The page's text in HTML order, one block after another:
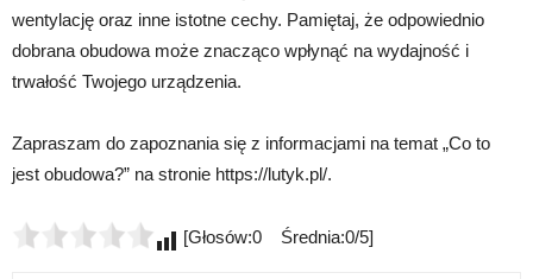
wentylację oraz inne istotne cechy. Pamiętaj, że odpowiednio
dobrana obudowa może znacząco wpłynąć na wydajność i
trwałość Twojego urządzenia.
Zapraszam do zapoznania się z informacjami na temat „Co to
jest obudowa?” na stronie https://lutyk.pl/.
[Głosów:0 Średnia:0/5]